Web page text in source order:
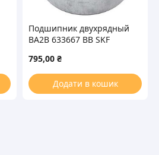
Подшипник двухрядный
BA2B 633667 BB SKF
(30x60x37)
795,00 ₴
Додати в кошик